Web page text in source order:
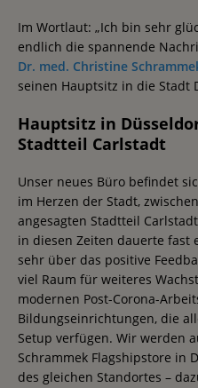
Im Wortlaut: „Ich bin sehr
endlich die spannende
Dr. med. Christine
seinen Hauptsitz in die Stadt
Hauptsitz in
Stadtteil Carlstadt
Unser neues Büro befindet
im Herzen der Stadt,
angesagten Stadtteil
in diesen Zeiten dauerte fast
sehr über das positive
viel Raum für weiteres
modernen Post-Corona-
Bildungseinrichtungen, die
Setup verfügen. Wir werden
Schrammek Flagshipstore in
des gleichen Standortes –